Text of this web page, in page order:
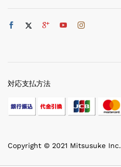
Copyright © 2021 Mitsusuke Inc.
対応支払方法